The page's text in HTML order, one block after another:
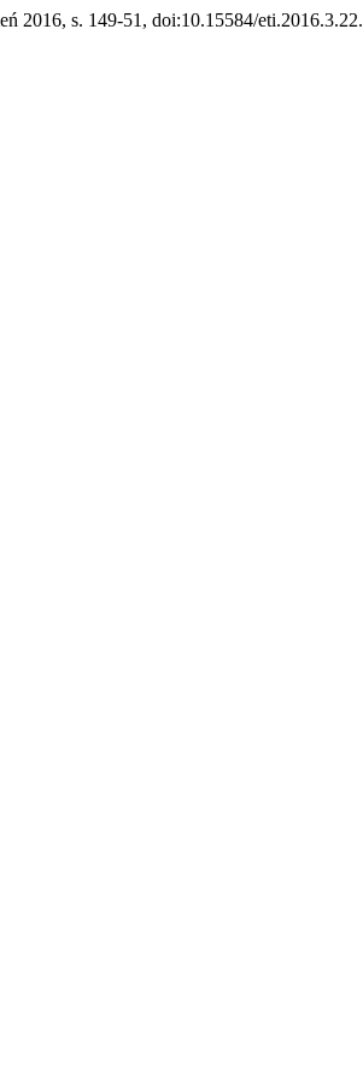
2016, s. 149-51, doi:10.15584/eti.2016.3.22.